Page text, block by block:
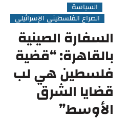
السياسة
الصراع الفلسطيني الإسرائيلي
السفارة الصينية
بالقاهرة: “قضية
فلسطين هي لب
قضايا الشرق
الأوسط”